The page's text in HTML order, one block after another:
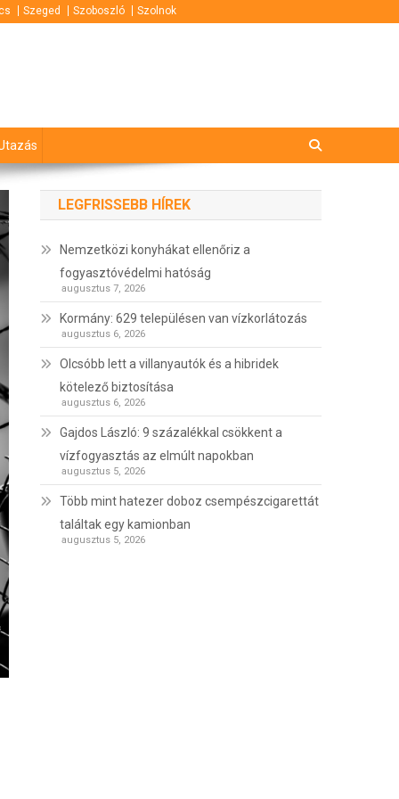
Szeged Szoboszló Szolnok
LEGFRISSEBB HÍREK
Nemzetközi konyhákat ellenőriz a
fogyasztóvédelmi hatóság
augusztus 7, 2026
Kormány: 629 településen van vízkorlátozás
augusztus 6, 2026
Olcsóbb lett a villanyautók és a hibridek
kötelező biztosítása
augusztus 6, 2026
Gajdos László: 9 százalékkal csökkent a
vízfogyasztás az elmúlt napokban
augusztus 5, 2026
Több mint hatezer doboz csempészcigarettát
találtak egy kamionban
augusztus 5, 2026